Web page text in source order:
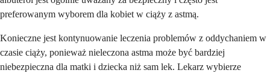
preferowanym wyborem dla kobiet w ciąży z astmą.
Konieczne jest kontynuowanie leczenia problemów z oddychaniem w
czasie ciąży, ponieważ nieleczona astma może być bardziej
niebezpieczna dla matki i dziecka niż sam lek. Lekarz wybierze